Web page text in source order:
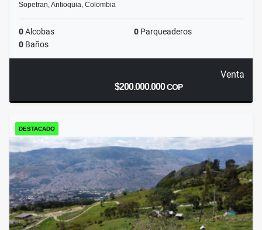
Sopetran, Antioquia, Colombia
0Alcobas 0 Parqueaderos
0 Baños
Venta
$200.000.000COP
DESTACADO